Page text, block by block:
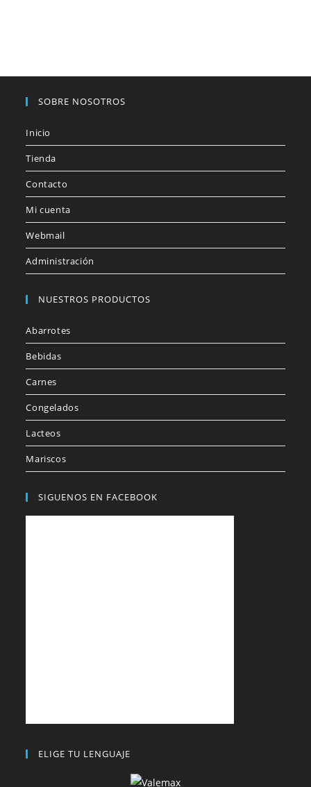
SOBRE NOSOTROS
Inicio
Tienda
Contacto
Mi cuenta
Webmail
Administración
NUESTROS PRODUCTOS
Abarrotes
Bebidas
Carnes
Congelados
Lacteos
Mariscos
SIGUENOS EN FACEBOOK
ELIGE TU LENGUAJE